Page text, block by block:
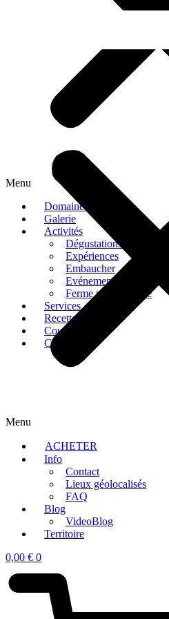
Menu
Domaines
Galerie
Activités
Dégustations
Expériences
Embaucher
Evénements
Ferme pédagogique
Services
Recettes
Cours
Chambres
Menu
ACHETER
Info
Contact
Lieux géolocalisés
FAQ
Blog
VideoBlog
Territoire
0,00 € 0